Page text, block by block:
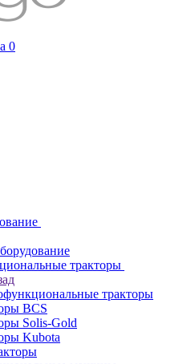
0
тракторы
тракторы
BCS
Solis-Gold
Kubota